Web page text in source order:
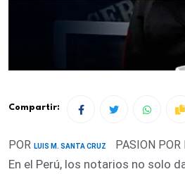
Compartir:
POR LUIS M. SANTA CRUZ PASION POR
En el Perú, los notarios no solo